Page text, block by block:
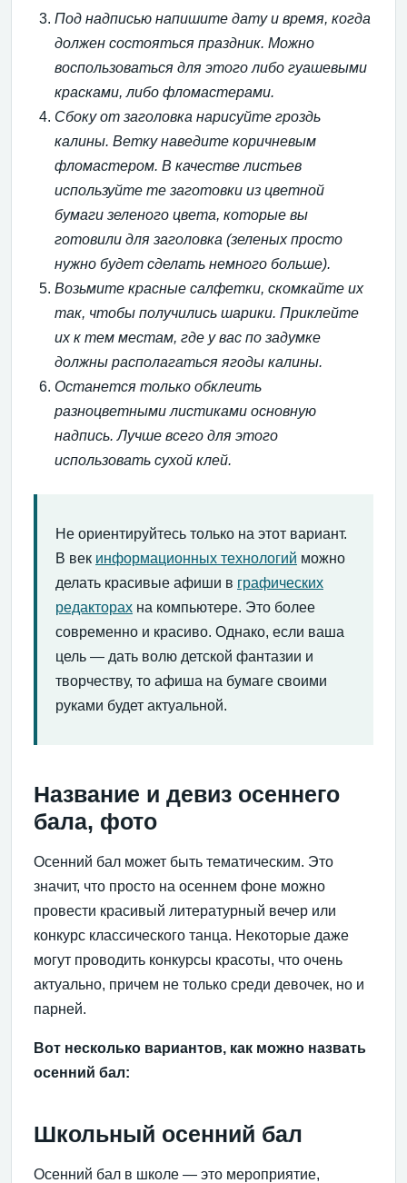
Под надписью напишите дату и время, когда
должен состояться праздник. Можно
воспользоваться для этого либо гуашевыми
красками, либо фломастерами.
Сбоку от заголовка нарисуйте гроздь
калины. Ветку наведите коричневым
фломастером. В качестве листьев
используйте те заготовки из цветной
бумаги зеленого цвета, которые вы
готовили для заголовка (зеленых просто
нужно будет сделать немного больше).
Возьмите красные салфетки, скомкайте их
так, чтобы получились шарики. Приклейте
их к тем местам, где у вас по задумке
должны располагаться ягоды калины.
Останется только обклеить
разноцветными листиками основную
надпись. Лучше всего для этого
использовать сухой клей.
Не ориентируйтесь только на этот вариант.
В век информационных технологий можно
делать красивые афиши в графических
редакторах на компьютере. Это более
современно и красиво. Однако, если ваша
цель — дать волю детской фантазии и
творчеству, то афиша на бумаге своими
руками будет актуальной.
Название и девиз осеннего
бала, фото
Осенний бал может быть тематическим. Это
значит, что просто на осеннем фоне можно
провести красивый литературный вечер или
конкурс классического танца. Некоторые даже
могут проводить конкурсы красоты, что очень
актуально, причем не только среди девочек, но и
парней.
Вот несколько вариантов, как можно назвать
осенний бал:
Школьный осенний бал
Осенний бал в школе — это мероприятие,